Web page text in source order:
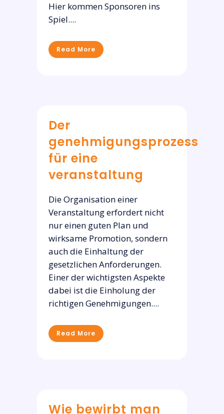
Hier kommen Sponsoren ins
Spiel....
Read More
Der
genehmigungsprozess
für eine
veranstaltung
Die Organisation einer
Veranstaltung erfordert nicht
nur einen guten Plan und
wirksame Promotion, sondern
auch die Einhaltung der
gesetzlichen Anforderungen.
Einer der wichtigsten Aspekte
dabei ist die Einholung der
richtigen Genehmigungen....
Read More
Wie bewirbt man